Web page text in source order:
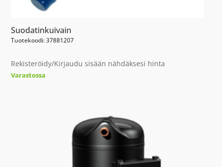
Suodatinkuivain
Tuotekoodi: 37881207
Rekisteröidy/Kirjaudu sisään nähdäksesi hinta
Varastossa